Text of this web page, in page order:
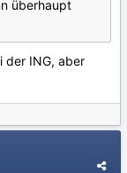
überhaupt
der ING, aber